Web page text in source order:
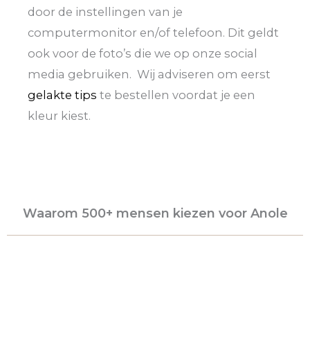
door de instellingen van je
computermonitor en/of telefoon. Dit geldt
ook voor de foto’s die we op onze social
media gebruiken. Wij adviseren om eerst
gelakte tips te bestellen voordat je een
kleur kiest.
Waarom 500+ mensen kiezen voor Anole